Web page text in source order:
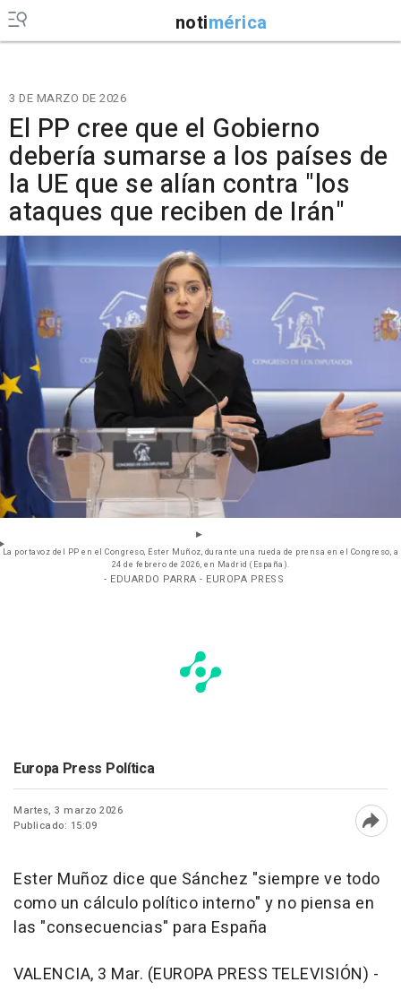
notimérica
3 DE MARZO DE 2026
El PP cree que el Gobierno
debería sumarse a los países de
la UE que se alían contra "los
ataques que reciben de Irán"
La portavoz del PP en el Congreso, Ester Muñoz, durante una rueda de prensa en el Congreso, a
24 de febrero de 2026, en Madrid (España).
- EDUARDO PARRA - EUROPA PRESS
Europa Press Política
Martes, 3 marzo 2026
Publicado: 15:09
Ester Muñoz dice que Sánchez "siempre ve todo
como un cálculo político interno" y no piensa en
las "consecuencias" para España
VALENCIA, 3 Mar. (EUROPA PRESS TELEVISIÓN) -